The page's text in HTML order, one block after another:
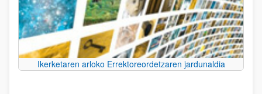
Ikerketaren arloko Errektoreordetzaren jardunaldia